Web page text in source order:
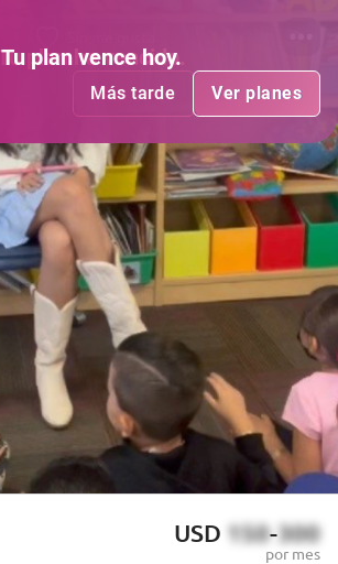
Tu plan ha vencido.
Más tarde Ver planes
Tu plan vence hoy.
Más tarde Ver planes
USD 150-300
por mes